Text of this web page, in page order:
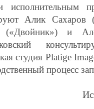
исполнительным
Алик Сахаров
(«Двойник») и
студия Platige
процесс